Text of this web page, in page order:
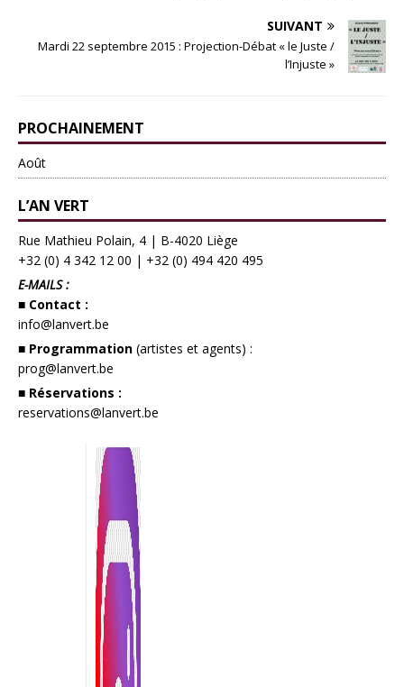
SUIVANT
Mardi 22 septembre 2015 : Projection-Débat « le Juste /
l’Injuste »
PROCHAINEMENT
Août
L’AN VERT
Rue Mathieu Polain, 4 | B-4020 Liège
+32 (0) 4 342 12 00 | +32 (0) 494 420 495
E-MAILS :
■ Contact :
info@lanvert.be
■ Programmation (artistes et agents) :
prog@lanvert.be
■ Réservations :
reservations@lanvert.be